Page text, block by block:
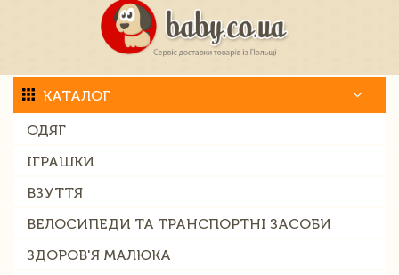
КАТАЛОГ
ОДЯГ
ІГРАШКИ
ВЗУТТЯ
ВЕЛОСИПЕДИ ТА ТРАНСПОРТНІ ЗАСОБИ
ЗДОРОВ'Я МАЛЮКА